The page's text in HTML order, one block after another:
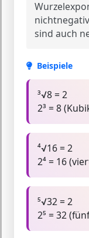
sind auch
Beispiele
³√8 = 2
2³ = 8
⁴√16 = 2
2⁴ = 16
⁵√32 = 2
2⁵ = 32